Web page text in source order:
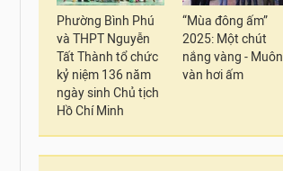
Phường Bình Phú
và THPT Nguyễn
Tất Thành tổ chức
kỷ niệm 136 năm
ngày sinh Chủ tịch
Hồ Chí Minh
“Mùa đông ấm”
2025: Một chút
nắng vàng - Muôn
vàn hơi ấm